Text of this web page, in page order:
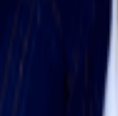
comparis.ch